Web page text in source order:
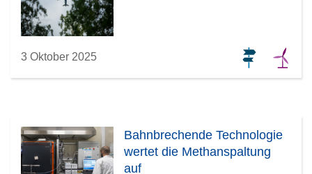
3 Oktober 2025
Bahnbrechende Technologie
wertet die Methanspaltung
auf